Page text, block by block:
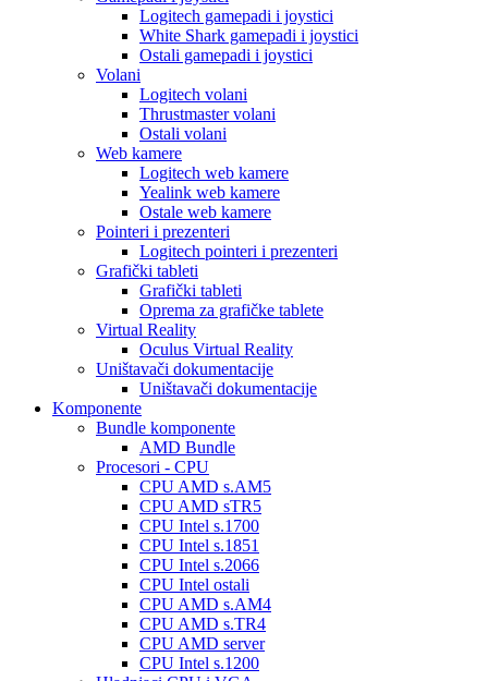
Logitech gamepadi i joystici
White Shark gamepadi i joystici
Ostali gamepadi i joystici
Volani
Logitech volani
Thrustmaster volani
Ostali volani
Web kamere
Logitech web kamere
Yealink web kamere
Ostale web kamere
Pointeri i prezenteri
Logitech pointeri i prezenteri
Grafički tableti
Grafički tableti
Oprema za grafičke tablete
Virtual Reality
Oculus Virtual Reality
Uništavači dokumentacije
Uništavači dokumentacije
Komponente
Bundle komponente
AMD Bundle
Procesori - CPU
CPU AMD s.AM5
CPU AMD sTR5
CPU Intel s.1700
CPU Intel s.1851
CPU Intel s.2066
CPU Intel ostali
CPU AMD s.AM4
CPU AMD s.TR4
CPU AMD server
CPU Intel s.1200